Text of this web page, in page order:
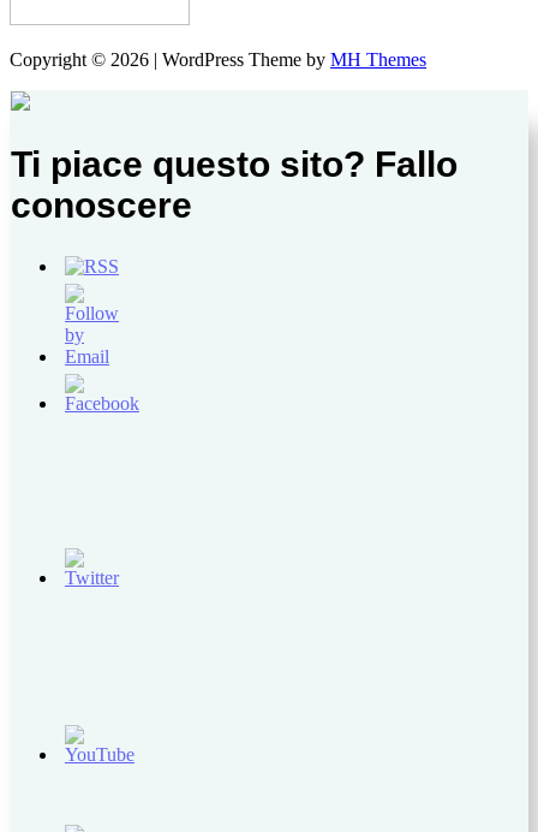
Copyright © 2026 | WordPress Theme by MH Themes
Ti piace questo sito? Fallo
conoscere